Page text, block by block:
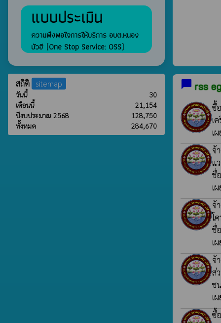
แบบประเมิน
ความพึงพอใจการให้บริการ อบต.หนอง
บัวฮี (One Stop Service: OSS)
สถิติ sitemap
วันนี้
30
เดือนนี้
21,154
ปีงบประมาณ 2568
128,750
ทั้งหมด
284,670
chat_bubble rss
ซื้
เ
เ
จ้
แ
ชื่
เ
จ้
โ
ชื่
เ
จ้
ส่
ช
เ
ซื้